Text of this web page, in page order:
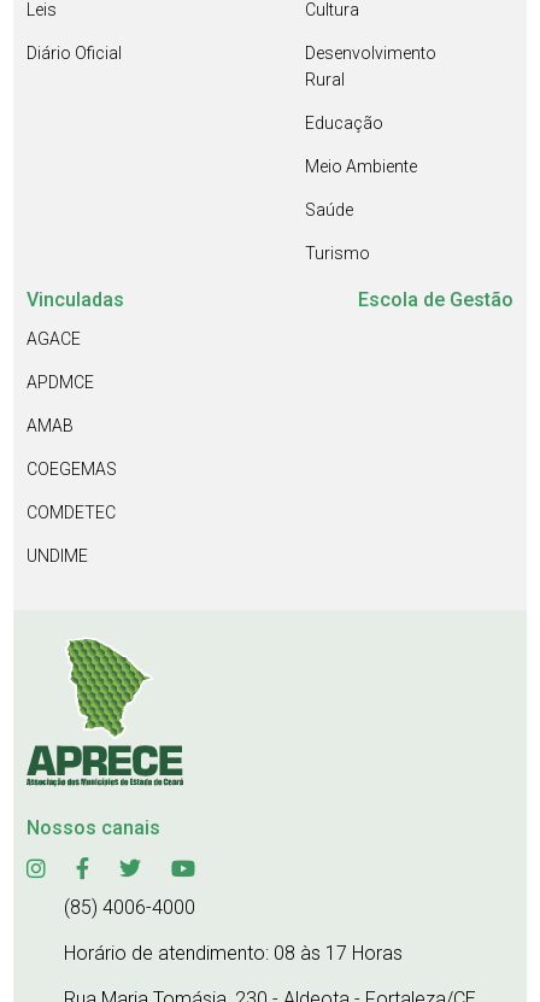
Leis
Diário Oficial
Cultura
Desenvolvimento
Rural
Educação
Meio Ambiente
Saúde
Turismo
Vinculadas
AGACE
APDMCE
AMAB
COEGEMAS
COMDETEC
UNDIME
Escola de Gestão
Nossos canais
(85) 4006-4000
Horário de atendimento: 08 às 17 Horas